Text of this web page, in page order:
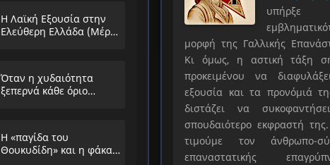
Η Λαϊκή Εξουσία στην
Ελεύθερη Ελλάδα (Μέρος
Όταν η χυδαιότητα
ξεπερνά κάθε όριο…
Η «παγίδα του
Θουκυδίδη» και η φάκα
μορφή της Γαλλικής
Κι όμως, η αστική τάξη
προκειμένου να
εξουσία και τα προνόμιά
διστάζει να
σπουδαιότερο εκφραστή
τιμούμε τον άνθρωπο-
επαναστατικής